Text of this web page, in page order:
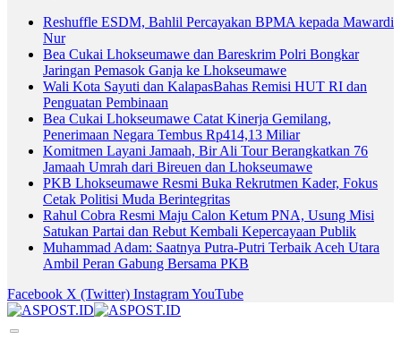
Reshuffle ESDM, Bahlil Percayakan BPMA kepada Mawardi
Nur
Bea Cukai Lhokseumawe dan Bareskrim Polri Bongkar
Jaringan Pemasok Ganja ke Lhokseumawe
Wali Kota Sayuti dan KalapasBahas Remisi HUT RI dan
Penguatan Pembinaan
Bea Cukai Lhokseumawe Catat Kinerja Gemilang,
Penerimaan Negara Tembus Rp414,13 Miliar
Komitmen Layani Jamaah, Bir Ali Tour Berangkatkan 76
Jamaah Umrah dari Bireuen dan Lhokseumawe
PKB Lhokseumawe Resmi Buka Rekrutmen Kader, Fokus
Cetak Politisi Muda Berintegritas
Rahul Cobra Resmi Maju Calon Ketum PNA, Usung Misi
Satukan Partai dan Rebut Kembali Kepercayaan Publik
Muhammad Adam: Saatnya Putra-Putri Terbaik Aceh Utara
Ambil Peran Gabung Bersama PKB
Facebook X (Twitter) InstagramYouTube